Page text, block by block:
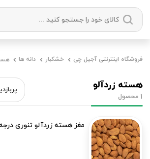
فروشگاه اینترنتی آجیل چی خشکبار دانه ها
هسته زردآلو
1 محصول
مغز هسته زردآلو تنوری